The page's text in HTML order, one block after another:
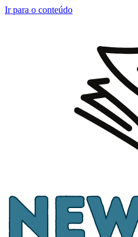
Ir para o conteúdo